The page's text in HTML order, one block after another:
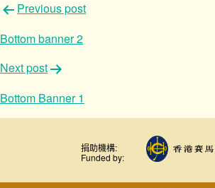
文
章
導
覽
Previous post
Bottom banner 2
Next post
Bottom Banner 1
捐助機構:
Funded by: